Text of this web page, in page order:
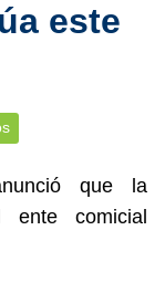
este
que la
comicial